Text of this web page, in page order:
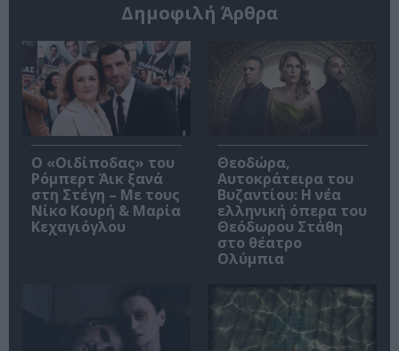
Δημοφιλή Άρθρα
O «Οιδίποδας» του
Ρόμπερτ Άικ ξανά
στη Στέγη – Με τους
Νίκο Κουρή & Μαρία
Κεχαγιόγλου
Θεοδώρα,
Αυτοκράτειρα του
Βυζαντίου: Η νέα
ελληνική όπερα του
Θεόδωρου Στάθη
στο θέατρο
Ολύμπια